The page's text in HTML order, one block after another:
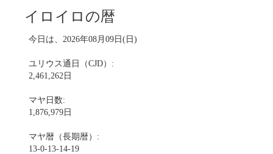
イロイロの暦
今日は、2026年08月09日(日)
ユリウス通日（CJD）:
2,461,262日
マヤ日数:
1,876,979日
マヤ暦（長期暦）:
13-0-13-14-19